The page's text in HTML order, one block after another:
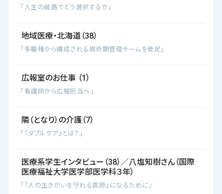
「人生の岐路でどう選択するか」
地域医療・北海道（38）
「多職種から構成される周術期管理チームを発足」
広報室のお仕事 （1）
「看護師から広報担当へ」
隣（となり）の介護（7）
「『ダブルケア』とは？」
医療系学生インタビュー（38）／八塩知樹さん（国際
医療福祉大学医学部医学科３年）
「『人の生きがいを守れる医師』になるために」